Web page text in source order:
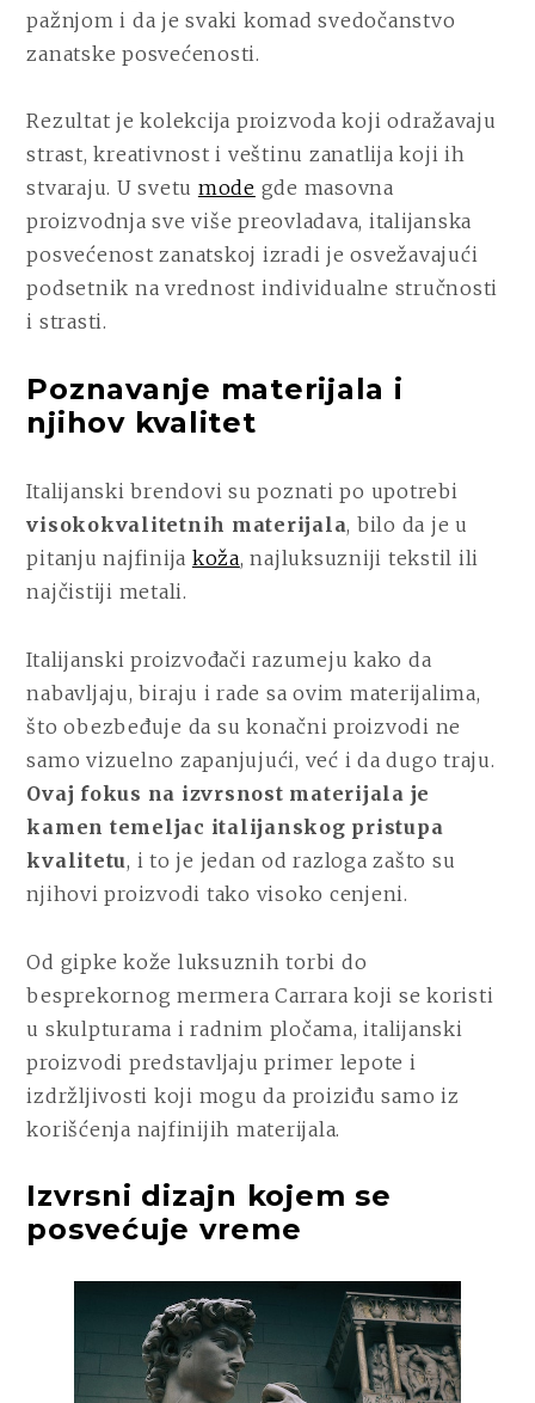
pažnjom i da je svaki komad svedočanstvo
zanatske posvećenosti.
Rezultat je kolekcija proizvoda koji odražavaju
strast, kreativnost i veštinu zanatlija koji ih
stvaraju. U svetu mode gde masovna
proizvodnja sve više preovladava, italijanska
posvećenost zanatskoj izradi je osvežavajući
podsetnik na vrednost individualne stručnosti
i strasti.
Poznavanje materijala i
njihov kvalitet
Italijanski brendovi su poznati po upotrebi
visokokvalitetnih materijala, bilo da je u
pitanju najfinija koža, najluksuzniji tekstil ili
najčistiji metali.
Italijanski proizvođači razumeju kako da
nabavljaju, biraju i rade sa ovim materijalima,
što obezbeđuje da su konačni proizvodi ne
samo vizuelno zapanjujući, već i da dugo traju.
Ovaj fokus na izvrsnost materijala je
kamen temeljac italijanskog pristupa
kvalitetu, i to je jedan od razloga zašto su
njihovi proizvodi tako visoko cenjeni.
Od gipke kože luksuznih torbi do
besprekornog mermera Carrara koji se koristi
u skulpturama i radnim pločama, italijanski
proizvodi predstavljaju primer lepote i
izdržljivosti koji mogu da proiziđu samo iz
korišćenja najfinijih materijala.
Izvrsni dizajn kojem se
posvećuje vreme